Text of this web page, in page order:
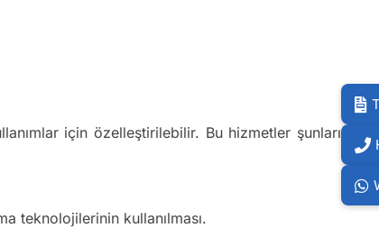
için özelleştirilebilir. Bu hizmetler şunları
teknolojilerinin kullanılması.